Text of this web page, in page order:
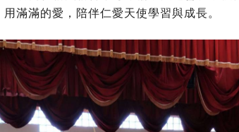
用滿滿的愛，陪伴仁愛天使學習與成長。